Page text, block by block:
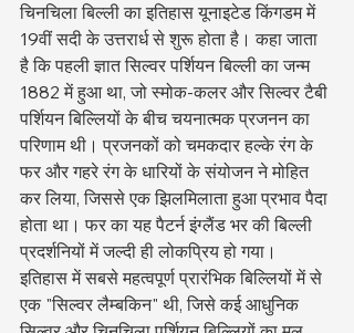
चिनचिला बिल्ली का इतिहास यूनाइटेड किंगडम में
19वीं सदी के उत्तरार्ध से शुरू होता है। कहा जाता
है कि पहली ज्ञात सिल्वर पर्शियन बिल्ली का जन्म
1882 में हुआ था, जो स्मोक-कलर और सिल्वर टैबी
पर्शियन बिल्लियों के बीच चयनात्मक प्रजनन का
परिणाम थी। प्रजनकों को चमकदार हल्के रंग के
फर और गहरे रंग के धारियों के संयोजन ने मोहित
कर लिया, जिससे एक झिलमिलाता हुआ प्रभाव पैदा
होता था। फर का यह पैटर्न इंग्लैंड भर की बिल्ली
प्रदर्शनियों में जल्दी ही लोकप्रिय हो गया।
इतिहास में सबसे महत्वपूर्ण प्रारंभिक बिल्लियों में से
एक "सिल्वर लैम्बकिन" थी, जिसे कई आधुनिक